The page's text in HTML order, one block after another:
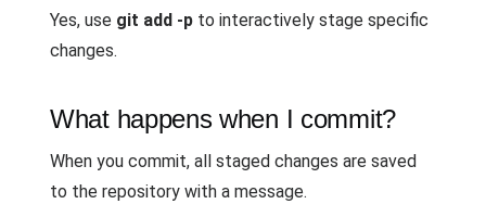
Yes, use git add -p to interactively stage specific
changes.
What happens when I commit?
When you commit, all staged changes are saved
to the repository with a message.